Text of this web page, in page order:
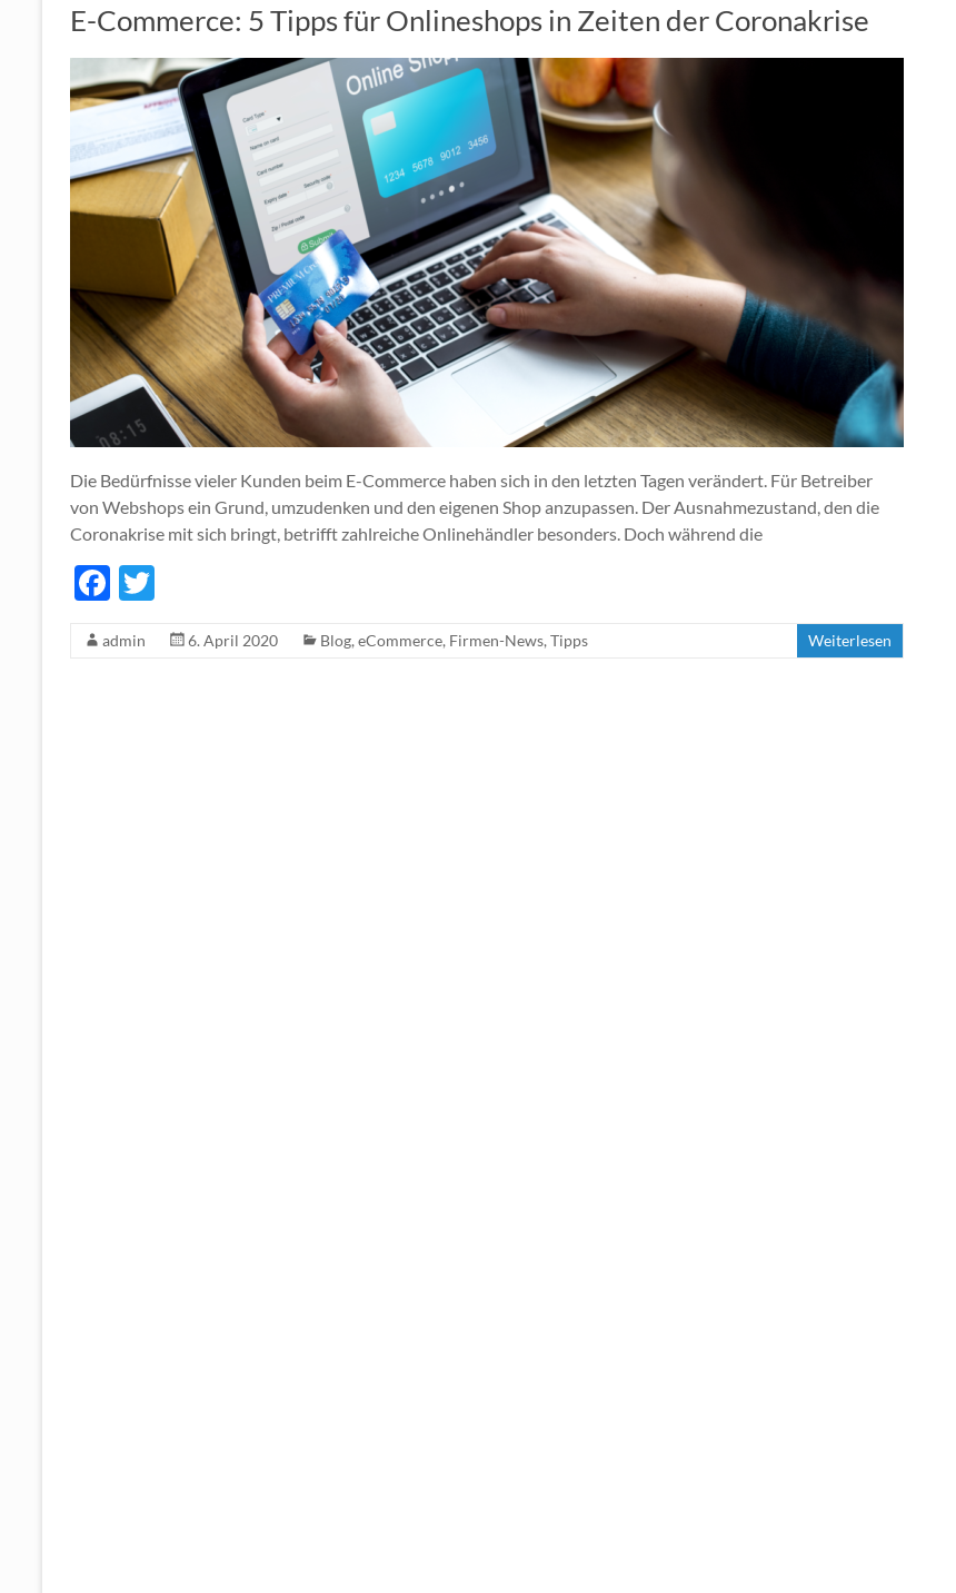
o
k
E-Commerce: 5 Tipps für Onlineshops in Zeiten der Coronakrise
Die Bedürfnisse vieler Kunden beim E-Commerce haben sich in den letzten Tagen verändert. Für Betreiber
von Webshops ein Grund, umzudenken und den eigenen Shop anzupassen. Der Ausnahmezustand, den die
Coronakrise mit sich bringt, betrifft zahlreiche Onlinehändler besonders. Doch während die
F
e
itt
admin 6. April 2020 Blog, eCommerce, Firmen-News, Tipps Weiterlesen